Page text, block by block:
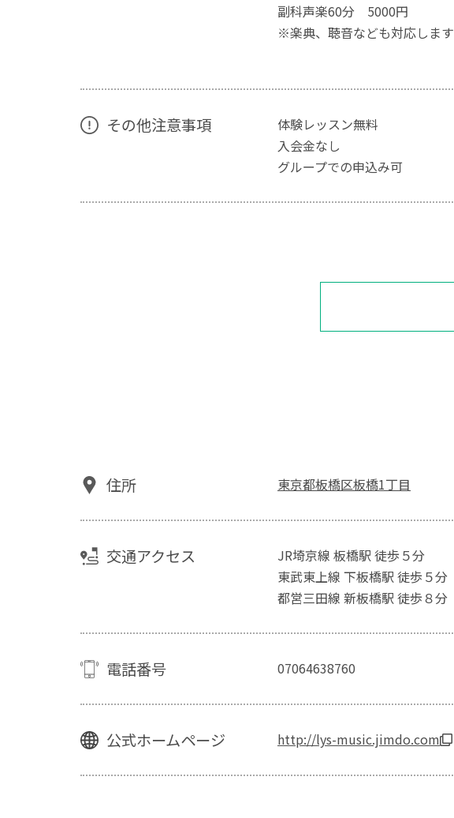
副科声楽60分 5000円
※楽典、聴音なども対応します
その他注意事項
体験レッスン無料
入会金なし
グループでの申込み可
住所 東京都板橋区板橋1丁目
交通アクセス
JR埼京線 板橋駅 徒歩５分
東武東上線 下板橋駅 徒歩５分
都営三田線 新板橋駅 徒歩８分
電話番号 07064638760
公式ホームページ http://lys-music.jimdo.com